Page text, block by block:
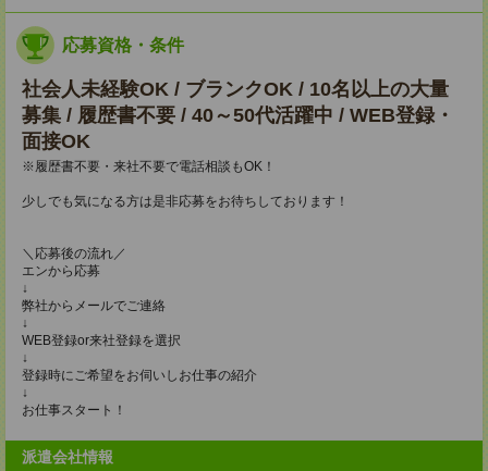
応募資格・条件
社会人未経験OK / ブランクOK / 10名以上の大量
募集 / 履歴書不要 / 40～50代活躍中 / WEB登録・
面接OK
※履歴書不要・来社不要で電話相談もOK！
少しでも気になる方は是非応募をお待ちしております！
＼応募後の流れ／
エンから応募
↓
弊社からメールでご連絡
↓
WEB登録or来社登録を選択
↓
登録時にご希望をお伺いしお仕事の紹介
↓
お仕事スタート！
派遣会社情報